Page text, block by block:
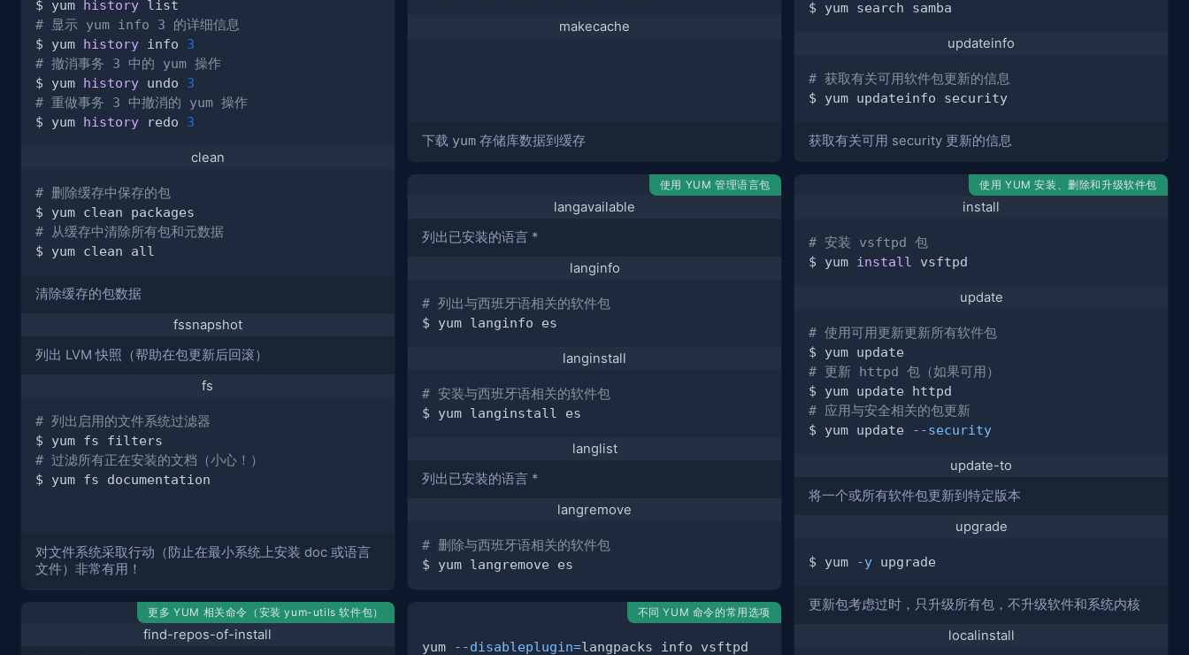
updateinfo
# 获取有关可用软件包更新的信息
获取有关可用 security 更新的信息
makecache
下载 yum 存储库数据到缓存
$ yum history
# 显示 yum info 3 的详细信息
$ yum history info 3
# 撤消事务 3 中的 yum 操作
$ yum history undo 3
# 重做事务 3 中撤消的 yum 操作
$ yum history redo 3
clean
# 删除缓存中保存的包
# 从缓存中清除所有包和元数据
清除缓存的包数据
fssnapshot
列出 LVM 快照（帮助在包更新后回滚）
fs
# 列出启用的文件系统过滤器
# 过滤所有正在安装的文档（小心！）
对文件系统采取行动（防止在最小系统上安装 doc 或语言
文件）非常有用！
使用 YUM 管理语言包
langavailable
列出已安装的语言 *
langinfo
# 列出与西班牙语相关的软件包
langinstall
# 安装与西班牙语相关的软件包
langlist
列出已安装的语言 *
langremove
# 删除与西班牙语相关的软件包
使用 YUM 安装、删除和升级软件包
install
# 安装 vsftpd 包
$ yum install
update
# 使用可用更新更新所有软件包
# 更新 httpd 包（如果可用）
# 应用与安全相关的包更新
$ yum update
--security
update-to
将一个或所有软件包更新到特定版本
upgrade
$ yum -y
更新包考虑过时，只升级所有包，不升级软件和系统内核
localinstall
更多 YUM 相关命令（安装 yum-utils 软件包）
find-repos-of-install
不同 YUM 命令的常用选项
yum --disableplugin=